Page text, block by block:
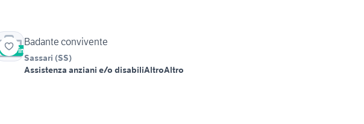
Vetrina
Badante convivente
Sassari (SS)
Assistenza anziani e/o disabiliAltroAltro